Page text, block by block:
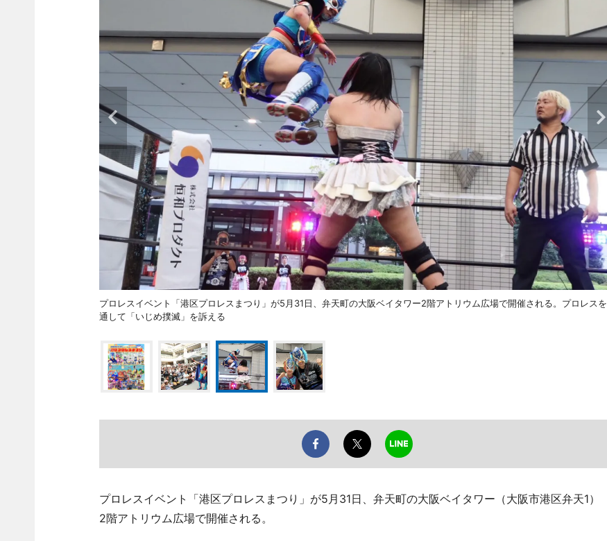
プロレスイベント「港区プロレスまつり」が5月31日、弁天町の大阪ベイタワー2階アトリウム広場で開催される。プロレスを
通して「いじめ撲滅」を訴える
プロレスイベント「港区プロレスまつり」が5月31日、弁天町の大阪ベイタワー（大阪市港区弁天1）
2階アトリウム広場で開催される。